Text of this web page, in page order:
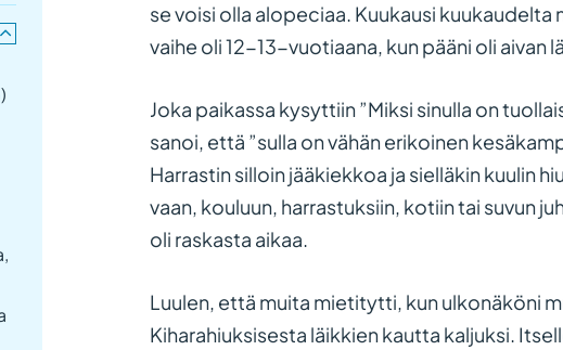
se voisi olla alopeciaa. Kuukausi kuukaudelta
vaihe oli 12-13-vuotiaana, kun pääni oli aivan
Joka paikassa kysyttiin ”Miksi sinulla on
sanoi, että ”sulla on vähän erikoinen
Harrastin silloin jääkiekkoa ja sielläkin kuulin
vaan, kouluun, harrastuksiin, kotiin tai suvun
oli raskasta aikaa.
Luulen, että muita mietitytti, kun ulkonäköni
Kiharahiuksisesta läikkien kautta kaljuksi.